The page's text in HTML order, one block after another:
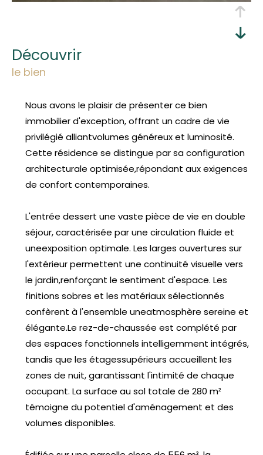
découvrir
le bien
Nous avons le plaisir de présenter ce bien
immobilier d'exception, offrant un cadre de vie
privilégié alliantvolumes généreux et luminosité.
Cette résidence se distingue par sa configuration
architecturale optimisée,répondant aux exigences
de confort contemporaines.
L'entrée dessert une vaste pièce de vie en double
séjour, caractérisée par une circulation fluide et
uneexposition optimale. Les larges ouvertures sur
l'extérieur permettent une continuité visuelle vers
le jardin,renforçant le sentiment d'espace. Les
finitions sobres et les matériaux sélectionnés
confèrent à l'ensemble uneatmosphère sereine et
élégante.Le rez-de-chaussée est complété par
des espaces fonctionnels intelligemment intégrés,
tandis que les étagessupérieurs accueillent les
zones de nuit, garantissant l'intimité de chaque
occupant. La surface au sol totale de 280 m²
témoigne du potentiel d'aménagement et des
volumes disponibles.